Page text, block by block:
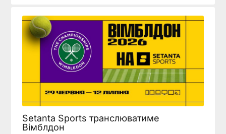
Setanta Sports транслюватиме
Вімблдон